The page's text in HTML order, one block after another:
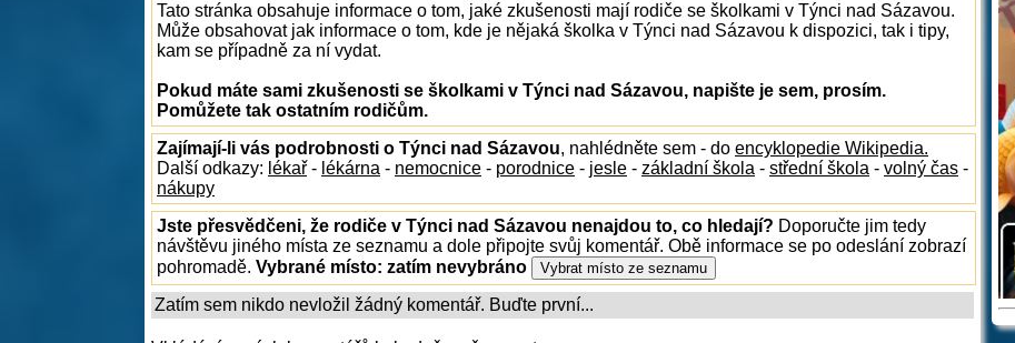
Tato stránka obsahuje informace o tom, jaké zkušenosti mají rodiče se školkami v Týnci nad Sázavou.
Může obsahovat jak informace o tom, kde je nějaká školka v Týnci nad Sázavou k dispozici, tak i tipy,
kam se případně za ní vydat.
Pokud máte sami zkušenosti se školkami v Týnci nad Sázavou, napište je sem, prosím.
Pomůžete tak ostatním rodičům.
Zajímají-li vás podrobnosti o Týnci nad Sázavou, nahlédněte sem - do encyklopedie Wikipedia.
Další odkazy: lékař - lékárna - nemocnice - porodnice - jesle - základní škola - střední škola - volný čas -
nákupy
Jste přesvědčeni, že rodiče v Týnci nad Sázavou nenajdou to, co hledají? Doporučte jim tedy
návštěvu jiného místa ze seznamu a dole připojte svůj komentář. Obě informace se po odeslání zobrazí
pohromadě. Vybrané místo: zatím nevybráno
Zatím sem nikdo nevložil žádný komentář. Buďte první...